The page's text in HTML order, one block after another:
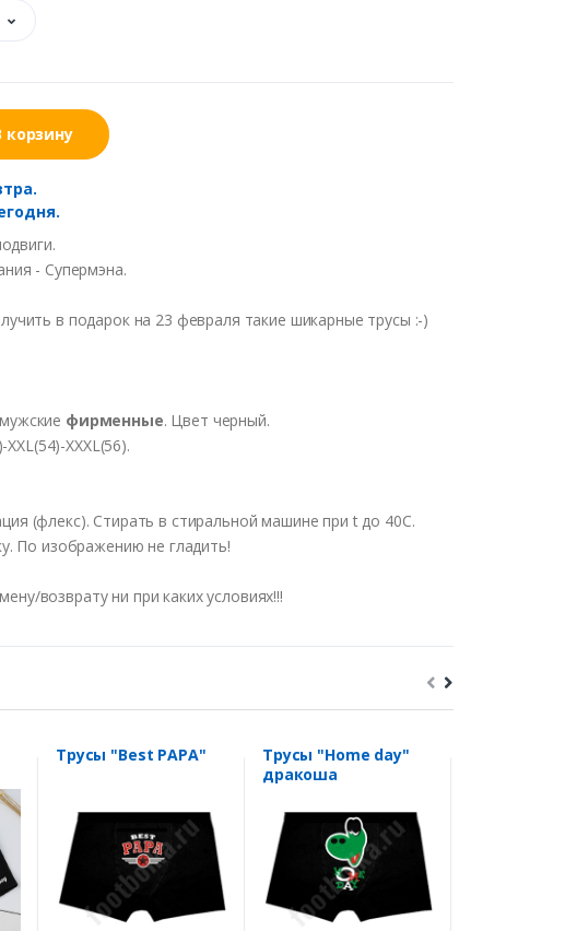
корзину
- Супермэна.
в подарок на 23 февраля такие шикарные трусы :-)
фирменные. Цвет черный.
XXXL(56).
(флекс). Стирать в стиральной машине при t до 40С.
По изображению не гладить!
возврату ни при каких условиях!!!
Трусы "Best PAPA"
Трусы "Home day"
дракоша